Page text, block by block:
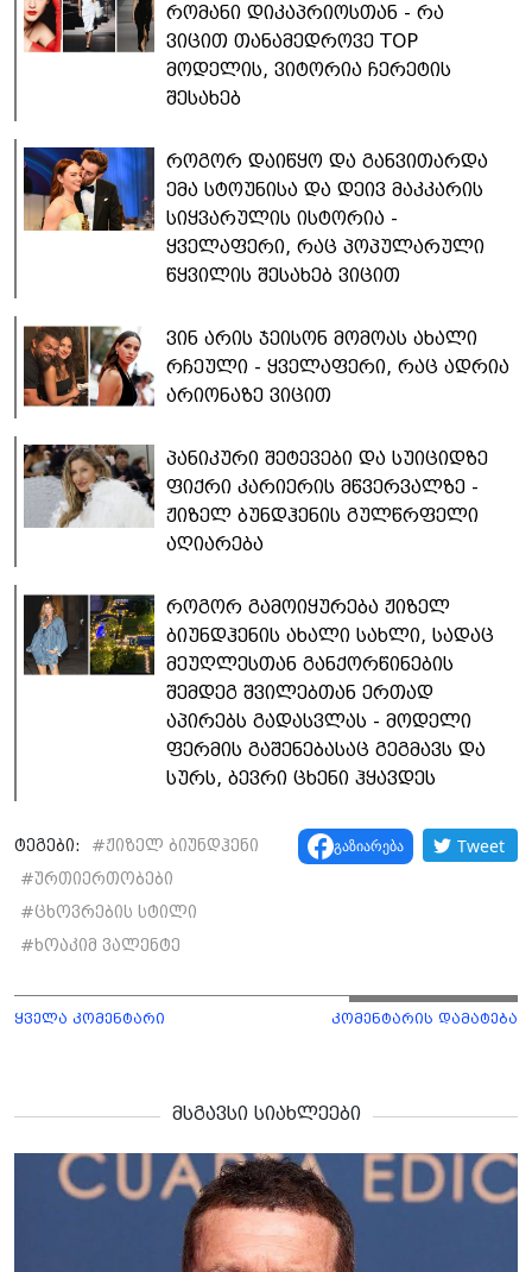
რომანი დიკაპრიოსთან - რა
ვიცით თანამედროვე TOP
მოდელის, ვიტორია ჩერეტის
შესახებ
როგორ დაიწყო და განვითარდა
ემა სტოუნისა და დეივ მაკკარის
სიყვარულის ისტორია -
ყველაფერი, რაც პოპულარული
წყვილის შესახებ ვიცით
ვინ არის ჯეისონ მომოას ახალი
რჩეული - ყველაფერი, რაც ადრია
არიონაზე ვიცით
პანიკური შეტევები და სუიციდზე
ფიქრი კარიერის მწვერვალზე -
ჟიზელ ბუნდჰენის გულწრფელი
აღიარება
როგორ გამოიყურება ჟიზელ
ბიუნდჰენის ახალი სახლი, სადაც
მეუღლესთან განქორწინების
შემდეგ შვილებთან ერთად
აპირებს გადასვლას - მოდელი
ფერმის გაშენებასაც გეგმავს და
სურს, ბევრი ცხენი ჰყავდეს
ტეგები: #ჟიზელ ბიუნდჰენი
#ურთიერთობები
#ცხოვრების სტილი
#ხოაკიმ ვალენტე
გაზიარება Tweet
ყველა კომენტარი კომენტარის დამატება
მსგავსი სიახლეები